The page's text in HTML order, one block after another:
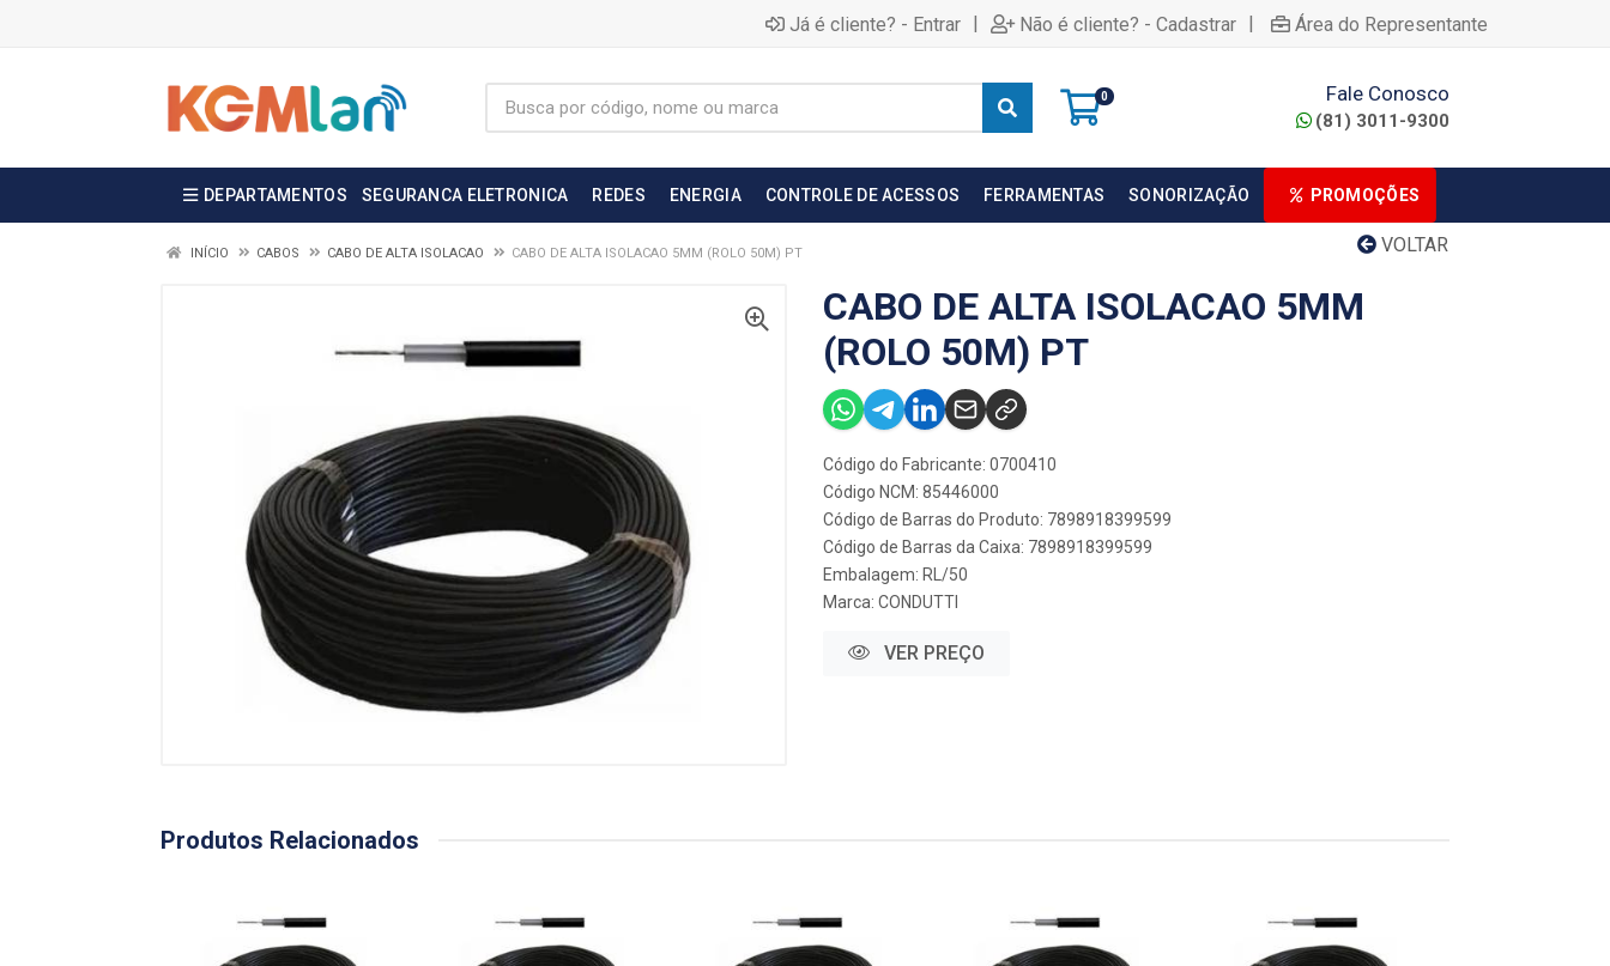
Já é cliente? - Entrar | Não é cliente? - Cadastrar | Área do Representante
0 Fale Conosco
(81) 3011-9300
DEPARTAMENTOS SEGURANCA ELETRONICA REDES ENERGIA CONTROLE DE ACESSOS FERRAMENTAS SONORIZAÇÃO PROMOÇÕES
VOLTAR
INÍCIO CABOS CABO DE ALTA ISOLACAO CABO DE ALTA ISOLACAO 5MM (ROLO 50M) PT
CABO DE ALTA ISOLACAO 5MM
(ROLO 50M) PT
Código do Fabricante: 0700410
Código NCM: 85446000
Código de Barras do Produto: 7898918399599
Código de Barras da Caixa: 7898918399599
Embalagem: RL/50
Marca: CONDUTTI
VER PREÇO
Produtos Relacionados